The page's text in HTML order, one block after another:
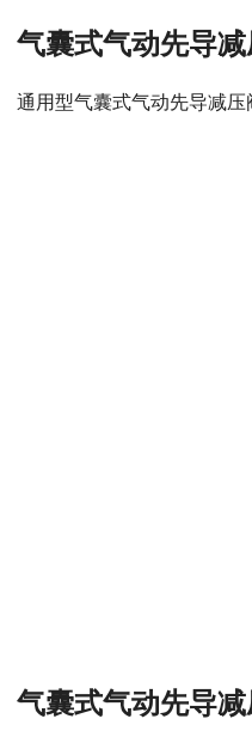
气囊式气动先导
通用型气囊式气动先导减
气囊式气动先导